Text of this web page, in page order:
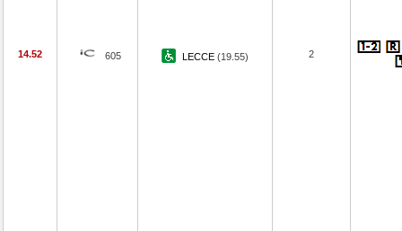
14.52 605 LECCE (19.55) 2